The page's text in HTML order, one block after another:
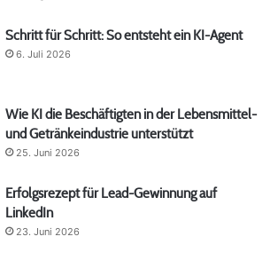
Schritt für Schritt: So entsteht ein KI-Agent
6. Juli 2026
Wie KI die Beschäftigten in der Lebensmittel-
und Getränkeindustrie unterstützt
25. Juni 2026
Erfolgsrezept für Lead-Gewinnung auf
LinkedIn
23. Juni 2026